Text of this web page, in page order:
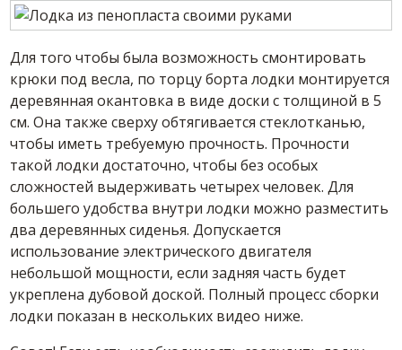
Для того чтобы была возможность смонтировать
крюки под весла, по торцу борта лодки монтируется
деревянная окантовка в виде доски с толщиной в 5
см. Она также сверху обтягивается стеклотканью,
чтобы иметь требуемую прочность. Прочности
такой лодки достаточно, чтобы без особых
сложностей выдерживать четырех человек. Для
большего удобства внутри лодки можно разместить
два деревянных сиденья. Допускается
использование электрического двигателя
небольшой мощности, если задняя часть будет
укреплена дубовой доской. Полный процесс сборки
лодки показан в нескольких видео ниже.